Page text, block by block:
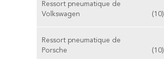
Ressort pneumatique de
Volkswagen
(10)
Ressort pneumatique de
Porsche
(10)